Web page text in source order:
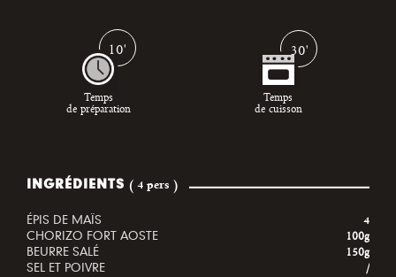
10'
Temps
de préparation
30'
Temps
de cuisson
INGRÉDIENTS ( 4 pers )
ÉPIS DE MAÏS 4
CHORIZO FORT AOSTE 100g
BEURRE SALÉ 150g
SEL ET POIVRE /